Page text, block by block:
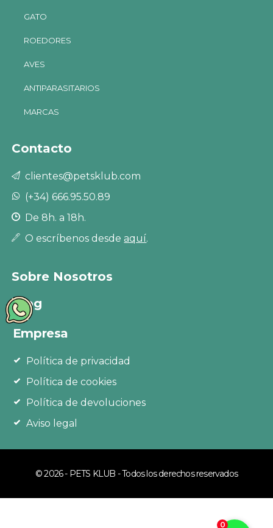
GATO
ROEDORES
AVES
ANTIPARASITARIOS
MARCAS
Contacto
clientes@petsklub.com
(+34) 666.95.50.89
De 8h. a 18h.
O escríbenos desdeaquí.
Sobre Nosotros
Blog
Empresa
Política de privacidad
Política de cookies
Política de devoluciones
Aviso legal
© 2026 - PETS KLUB - Todos los derechos reservados
0